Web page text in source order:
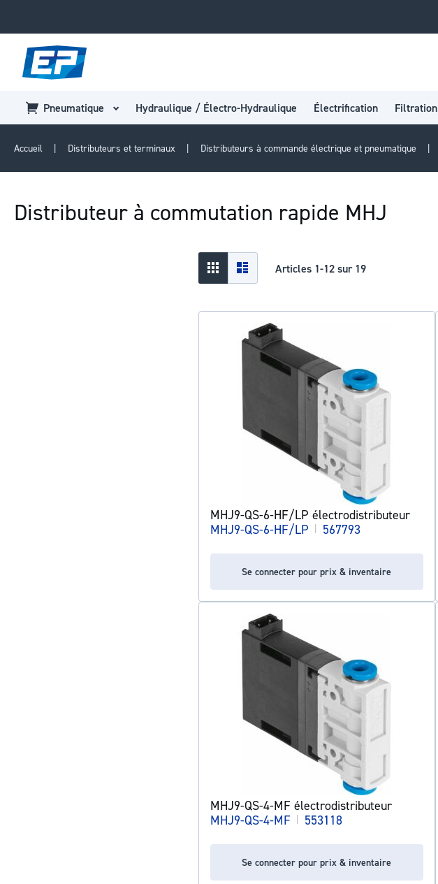
Pneumatique Hydraulique / Électro-Hydraulique Électrification Filtration
Accueil Distributeurs et terminaux Distributeurs à commande électrique et pneumatique
Distributeur à commutation rapide MHJ
Afficher
en
Grid Liste Articles 1-12sur 19
MHJ9-QS-6-HF/LP électrodistributeur
MHJ9-QS-6-HF/LP | 567793
Se connecter pour prix & inventaire
MHJ9-QS-4-MF électrodistributeur
MHJ9-QS-4-MF | 553118
Se connecter pour prix & inventaire